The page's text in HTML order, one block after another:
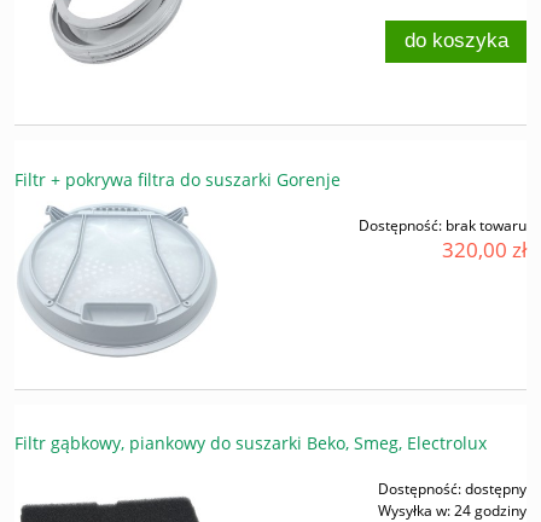
do koszyka
Filtr + pokrywa filtra do suszarki Gorenje
Dostępność: brak towaru
320,00 zł
Filtr gąbkowy, piankowy do suszarki Beko, Smeg, Electrolux
Dostępność:dostępny
Wysyłka w:24 godziny